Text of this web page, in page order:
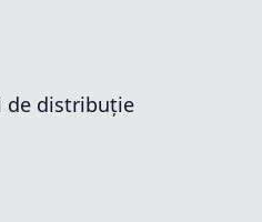
de distribuție